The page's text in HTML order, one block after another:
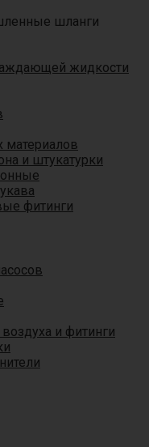
шланги
жидкости
материалов
и штукатурки
фитинги
и фитинги